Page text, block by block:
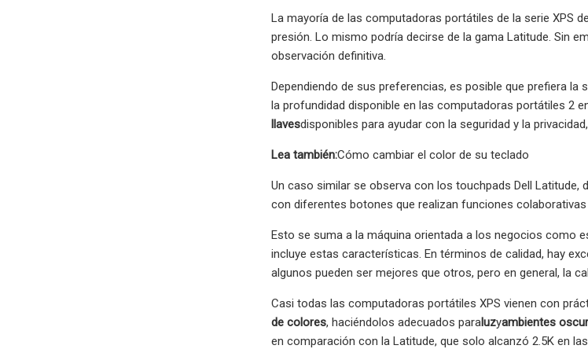
La mayoría de las computadoras portátiles de la serie XPS
presión. Lo mismo podría decirse de la gama Latitude. Sin
observación definitiva.
Dependiendo de sus preferencias, es posible que prefiera
la profundidad disponible en las computadoras portátiles 2
llavesdisponibles para ayudar con la seguridad y la
Lea también:Cómo cambiar el color de su teclado
Un caso similar se observa con los touchpads Dell
con diferentes botones que realizan funciones
Esto se suma a la máquina orientada a los negocios como
incluye estas características. En términos de calidad, hay
algunos pueden ser mejores que otros, pero en general, la
Casi todas las computadoras portátiles XPS vienen con
de colores, haciéndolos adecuados paraluzyambientes
en comparación con la Latitude, que solo alcanzó 2.5K en